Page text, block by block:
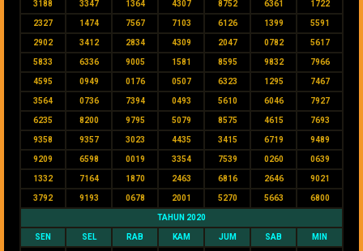
3188 3347 1364 4307 8752 6361 1722
2327 1474 7567 7103 6126 1399 5591
2902 3412 2834 4309 2047 0782 5617
5833 6336 9005 1581 8595 9832 7966
4595 0949 0176 0507 6323 1295 7467
3564 0736 7394 0493 5610 6046 7927
6235 8200 9795 5079 8575 4615 7693
9358 9357 3023 4435 3415 6719 9489
9209 6598 0019 3354 7539 0260 0639
1332 7164 1870 2463 6816 2646 9021
3792 9193 0678 2001 5270 5663 6800
TAHUN 2020
SEN SEL RAB KAM JUM SAB MIN